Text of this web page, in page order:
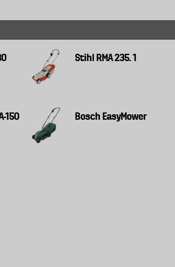
Stihl RMA 235. 1
150 Bosch EasyMower